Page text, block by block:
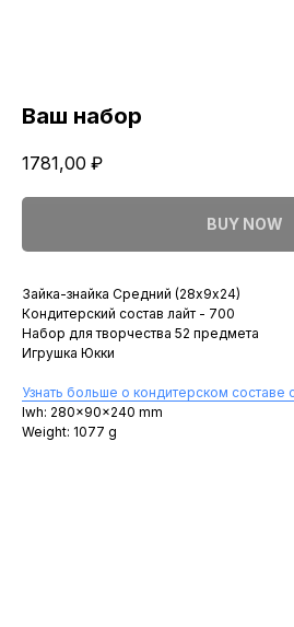
Ваш набор
1781,00 ₽
BUY NOW
Зайка-знайка Средний (28х9х24)
Кондитерский состав лайт - 700
Набор для творчества 52 предмета
Игрушка Юкки
Узнать больше о кондитерском составе
lwh: 280x90x240 mm
Weight: 1077 g